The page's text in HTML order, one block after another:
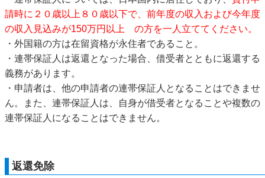
請時に２０歳以上８０歳以下で、前年度の収入および今年度
の収入見込みが150万円以上 の方を一人立ててください。
・外国籍の方は在留資格が永住者であること。
・連帯保証人は返還となった場合、借受者とともに返還する
義務があります。
・申請者は、他の申請者の連帯保証人となることはできませ
ん。また、連帯保証人は、自身が借受者となることや複数の
連帯保証人になることはできません。
返還免除